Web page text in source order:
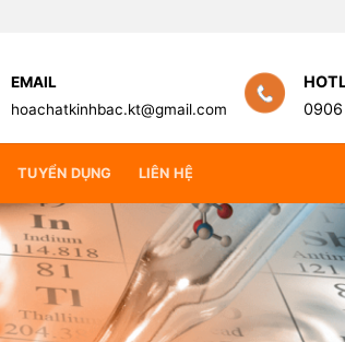
EMAIL
hoachatkinhbac.kt@gmail.com
TUYỂN DỤNG LIÊN HỆ